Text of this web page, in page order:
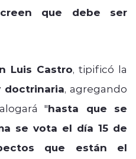
que debe ser
Luis Castro, tipificó la
doctrinaria, agregando
"hasta que se
se vota el día 15 de
que están el